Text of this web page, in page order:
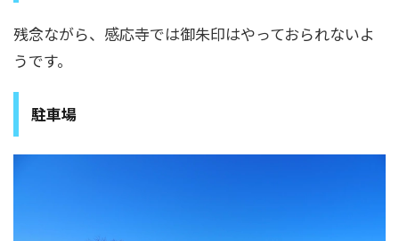
残念ながら、感応寺では御朱印はやっておられないよ
うです。
駐車場